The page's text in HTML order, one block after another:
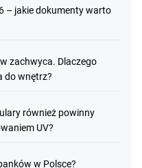
– jakie dokumenty warto
zachwyca. Dlaczego
do wnętrz?
również powinny
UV?
w Polsce?